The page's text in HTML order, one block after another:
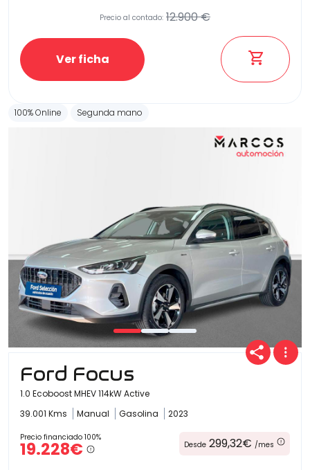
Precio al contado: 12.900 €
Ver ficha
100% Online Segunda mano
Ford Focus
1.0 Ecoboost MHEV 114kW Active
39.001 Kms
Manual Gasolina 2023
Precio financiado 100%
19.228€ Desde 299,32€ /mes